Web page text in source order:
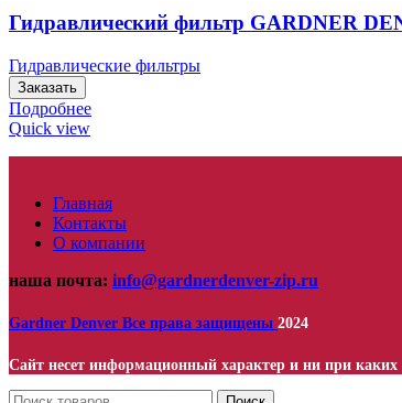
Гидравлический фильтр GARDNER
Гидравлические фильтры
Заказать
Подробнее
Quick view
Главная
Контакты
О компании
наша почта: info@gardnerdenver-zip.ru
Gardner Denver Все права защищены 2024
Сайт несет информационный характер и ни при каких